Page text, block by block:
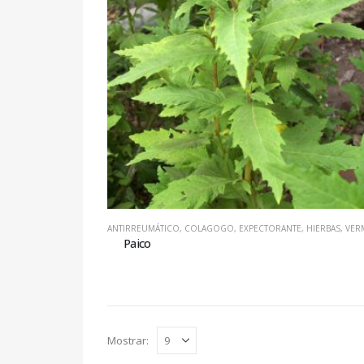
ANTIRREUMÁTICO, COLAGOGO, EXPECTORANTE, HIERBAS,
Paico
Mostrar: